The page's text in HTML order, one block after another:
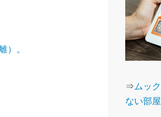
）。
⇒ムッ
ない部